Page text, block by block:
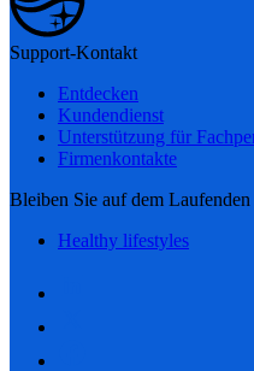
Support-Kontakt
Entdecken
Kundendienst
Unterstützung für
Firmenkontakte
Bleiben Sie auf dem Laufenden
Healthy lifestyles